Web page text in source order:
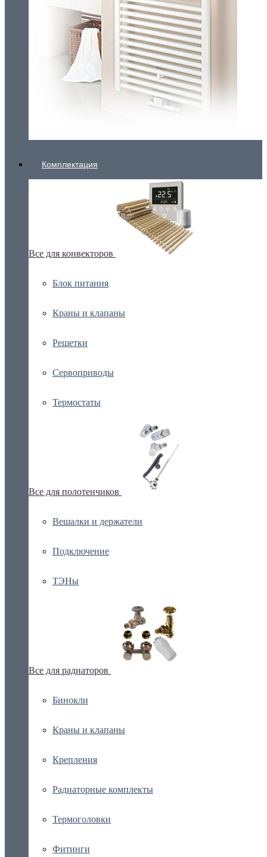
Комплектация
Все для конвекторов
Блок питания
Краны и клапаны
Решетки
Сервоприводы
Термостаты
Все для полотенчиков
Вешалки и держатели
Подключение
ТЭНы
Все для радиаторов
Бинокли
Краны и клапаны
Крепления
Радиаторные комплекты
Термоголовки
Фитинги